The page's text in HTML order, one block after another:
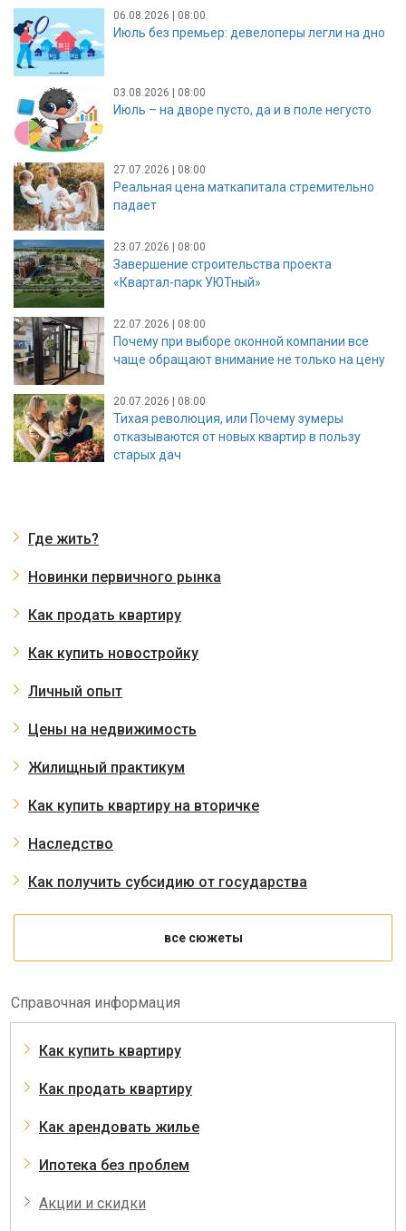
06.08.2026 | 08:00
Июль без премьер: девелоперы легли на дно
03.08.2026 | 08:00
Июль – на дворе пусто, да и в поле негусто
27.07.2026 | 08:00
Реальная цена маткапитала стремительно
падает
23.07.2026 | 08:00
Завершение строительства проекта
«Квартал-парк УЮТный»
22.07.2026 | 08:00
Почему при выборе оконной компании все
чаще обращают внимание не только на цену
20.07.2026 | 08:00
Тихая революция, или Почему зумеры
отказываются от новых квартир в пользу
старых дач
Где жить?
Новинки первичного рынка
Как продать квартиру
Как купить новостройку
Личный опыт
Цены на недвижимость
Жилищный практикум
Как купить квартиру на вторичке
Наследство
Как получить субсидию от государства
все сюжеты
Справочная информация
Как купить квартиру
Как продать квартиру
Как арендовать жилье
Ипотека без проблем
Акции и скидки